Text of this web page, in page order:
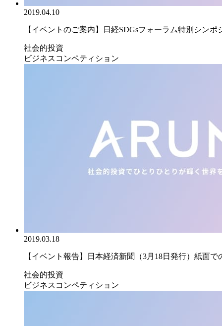
2019.04.10
【イベントのご案内】日経SDGsフォーラム特別シンポ
社会的投資
ビジネスコンペティション
2019.03.18
【イベント報告】日本経済新聞（3月18日発行）紙面で
社会的投資
ビジネスコンペティション